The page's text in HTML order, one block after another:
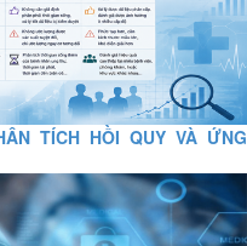
TÍCH HỒI QUY VÀ ỨNG